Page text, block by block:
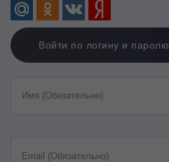
Войти по логину и паролю
Имя (Обязательно)
Email (Обязательно)